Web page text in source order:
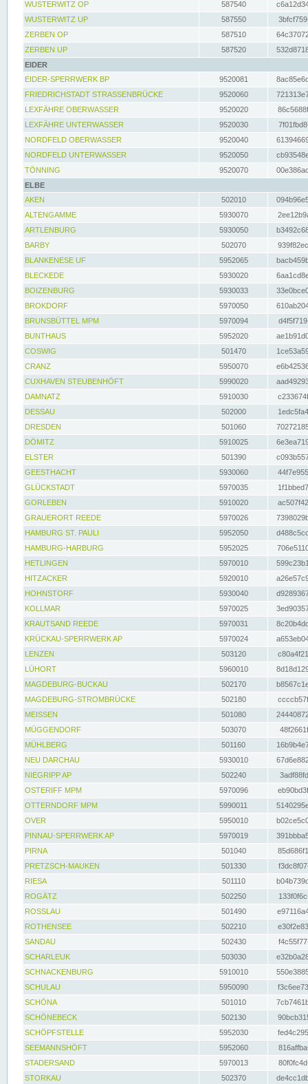
WUSTERWITZ OP
587540
WUSTERWITZ UP
587550
ZERBEN OP
587510
ZERBEN UP
587520
EIDER
EIDER-SPERRWERK BP
9520081
FRIEDRICHSTADT STRASSENBRÜCKE
9520060
LEXFÄHRE OBERWASSER
9520020
LEXFÄHRE UNTERWASSER
9520030
NORDFELD OBERWASSER
9520040
NORDFELD UNTERWASSER
9520050
TÖNNING
9520070
ELBE
AKEN
502010
ALTENGAMME
5930070
ARTLENBURG
5930050
BARBY
502070
BLANKENESE UF
5952065
BLECKEDE
5930020
BOIZENBURG
5930033
BROKDORF
5970050
BRUNSBÜTTEL MPM
5970094
BUNTHAUS
5952020
COSWIG
501470
CRANZ
5950070
CUXHAVEN STEUBENHÖFT
5990020
DAMNATZ
5910030
DESSAU
502000
DRESDEN
501060
DÖMITZ
5910025
ELSTER
501390
GEESTHACHT
5930060
GLÜCKSTADT
5970035
GORLEBEN
5910020
GRAUERORT REEDE
5970026
HAMBURG ST. PAULI
5952050
HAMBURG-HARBURG
5952025
HETLINGEN
5970010
HITZACKER
5920010
HOHNSTORF
5930040
KOLLMAR
5970025
KRAUTSAND REEDE
5970031
KRÜCKAU-SPERRWERK AP
5970024
LENZEN
503120
LÜHORT
5960010
MAGDEBURG-BUCKAU
502170
MAGDEBURG-STROMBRÜCKE
502180
MEISSEN
501080
MÜGGENDORF
503070
MÜHLBERG
501160
NEU DARCHAU
5930010
NIEGRIPP AP
502240
OSTERIFF MPM
5970096
OTTERNDORF MPM
5990011
OVER
5950010
PINNAU-SPERRWERK AP
5970019
PIRNA
501040
PRETZSCH-MAUKEN
501330
RIESA
501110
ROGÄTZ
502250
ROSSLAU
501490
ROTHENSEE
502210
SANDAU
502430
SCHARLEUK
503030
SCHNACKENBURG
5910010
SCHULAU
5950090
SCHÖNA
501010
SCHÖNEBECK
502130
SCHÖPFSTELLE
5952030
SEEMANNSHÖFT
5952060
STADERSAND
5970013
STORKAU
502370